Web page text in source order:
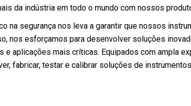
da indústria em todo o mundo com nossos
na segurança nos leva a garantir que nossos
nos esforçamos para desenvolver soluções
e aplicações mais críticas. Equipados com ampla
fabricar, testar e calibrar soluções de